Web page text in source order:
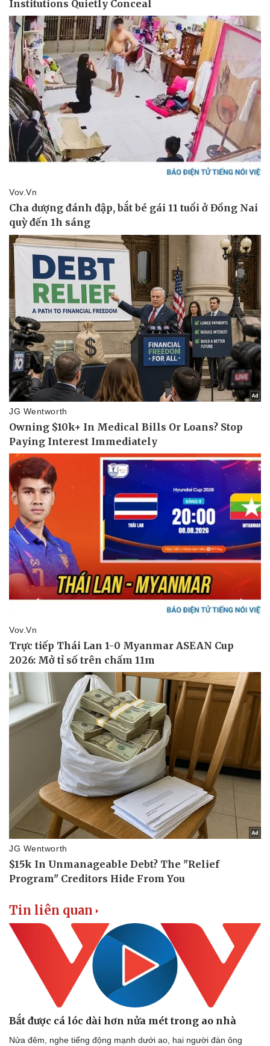
Thể thao
Bóng đá
Lịch thi đấu bóng đá
Thế giới thể thao
eSports
Hậu trường
Ô tô - Xe máy
Ô tô
Xe máy
Tư vấn
Doanh nghiệp
Thông tin doanh nghiệp
Doanh nghiệp 24h
Doanh nhân
Vì cộng đồng
Công nghệ
Sành điệu
Tin Công nghệ
Trải nghiệm
Chuyển đổi số
Tin liên quan
Bắt được cá lóc dài hơn nửa mét trong ao nhà
Nửa đêm, nghe tiếng động mạnh dưới ao, hai người đàn ông